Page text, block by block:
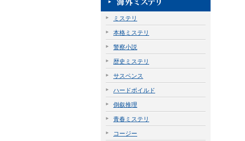
ミステリ
本格ミステリ
警察小説
歴史ミステリ
サスペンス
ハードボイルド
倒叙推理
青春ミステリ
コージー